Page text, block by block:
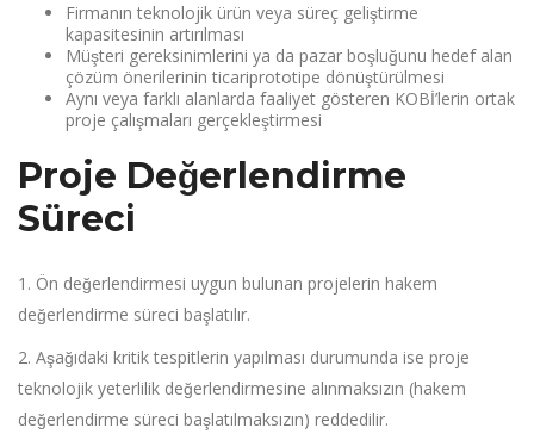
Firmanın teknolojik ürün veya süreç geliştirme
kapasitesinin artırılması
Müşteri gereksinimlerini ya da pazar boşluğunu hedef alan
çözüm önerilerinin ticariprototipe dönüştürülmesi
Aynı veya farklı alanlarda faaliyet gösteren KOBİ’lerin ortak
proje çalışmaları gerçekleştirmesi
Proje Değerlendirme
Süreci
1. Ön değerlendirmesi uygun bulunan projelerin hakem
değerlendirme süreci başlatılır.
2. Aşağıdaki kritik tespitlerin yapılması durumunda ise proje
teknolojik yeterlilik değerlendirmesine alınmaksızın (hakem
değerlendirme süreci başlatılmaksızın) reddedilir.